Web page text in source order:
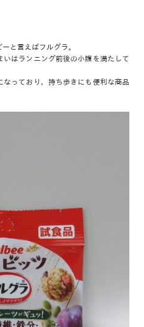
と言えばフルグラ。
はランニング前後の小腹を満たして
っており，持ち歩きにも便利な商品